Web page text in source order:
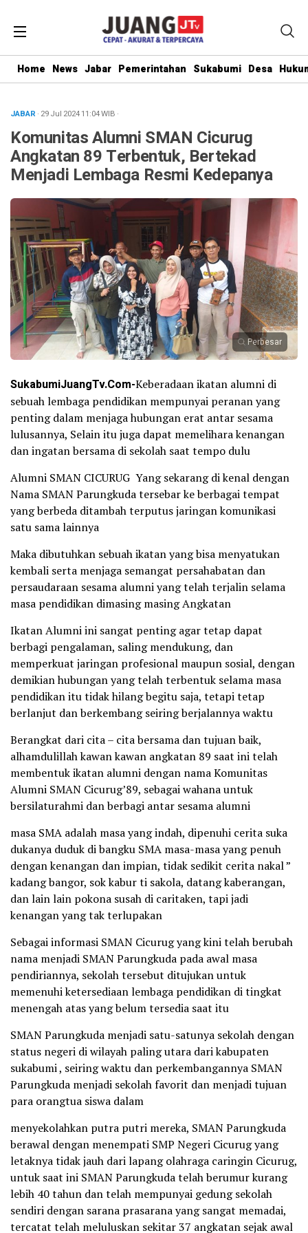
Home News Jabar Pemerintahan Sukabumi Desa
JABAR · 29 Jul 202411:04WIB ·
Komunitas Alumni SMAN Cicurug
Angkatan 89 Terbentuk, Bertekad
Menjadi Lembaga Resmi Kedepanya
Perbesar
SukabumiJuangTv.Com-Keberadaan ikatan alumni di
sebuah lembaga pendidikan mempunyai peranan yang
penting dalam menjaga hubungan erat antar sesama
lulusannya, Selain itu juga dapat memelihara kenangan
dan ingatan bersama di sekolah saat tempo dulu
Alumni SMAN CICURUG Yang sekarang di kenal dengan
Nama SMAN Parungkuda tersebar ke berbagai tempat
yang berbeda ditambah terputus jaringan komunikasi
satu sama lainnya
Maka dibutuhkan sebuah ikatan yang bisa menyatukan
kembali serta menjaga semangat persahabatan dan
persaudaraan sesama alumni yang telah terjalin selama
masa pendidikan dimasing masing Angkatan
Ikatan Alumni ini sangat penting agar tetap dapat
berbagi pengalaman, saling mendukung, dan
memperkuat jaringan profesional maupun sosial, dengan
demikian hubungan yang telah terbentuk selama masa
pendidikan itu tidak hilang begitu saja, tetapi tetap
berlanjut dan berkembang seiring berjalannya waktu
Berangkat dari cita – cita bersama dan tujuan baik,
alhamdulillah kawan kawan angkatan 89 saat ini telah
membentuk ikatan alumni dengan nama Komunitas
Alumni SMAN Cicurug’89, sebagai wahana untuk
bersilaturahmi dan berbagi antar sesama alumni
masa SMA adalah masa yang indah, dipenuhi cerita suka
dukanya duduk di bangku SMA masa-masa yang penuh
dengan kenangan dan impian, tidak sedikit cerita nakal ”
kadang bangor, sok kabur ti sakola, datang kaberangan,
dan lain lain pokona susah di caritaken, tapi jadi
kenangan yang tak terlupakan
Sebagai informasi SMAN Cicurug yang kini telah berubah
nama menjadi SMAN Parungkuda pada awal masa
pendiriannya, sekolah tersebut ditujukan untuk
memenuhi ketersediaan lembaga pendidikan di tingkat
menengah atas yang belum tersedia saat itu
SMAN Parungkuda menjadi satu-satunya sekolah dengan
status negeri di wilayah paling utara dari kabupaten
sukabumi , seiring waktu dan perkembangannya SMAN
Parungkuda menjadi sekolah favorit dan menjadi tujuan
para orangtua siswa dalam
menyekolahkan putra putri mereka, SMAN Parungkuda
berawal dengan menempati SMP Negeri Cicurug yang
letaknya tidak jauh dari lapang olahraga caringin Cicurug,
untuk saat ini SMAN Parungkuda telah berumur kurang
lebih 40 tahun dan telah mempunyai gedung sekolah
sendiri dengan sarana prasarana yang sangat memadai,
tercatat telah meluluskan sekitar 37 angkatan sejak awal